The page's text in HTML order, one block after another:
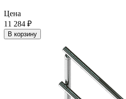
Цена
11 284 ₽
В корзину